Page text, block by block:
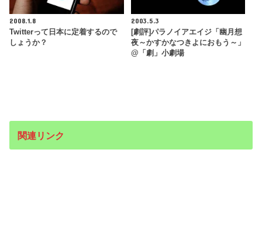
2008.1.8
Twitterって日本に定着するので
しょうか？
2003.5.3
[劇評]パラノイアエイジ「幽月想
夜～かすかなつきよにおもう～」
@「劇」小劇場
関連リンク